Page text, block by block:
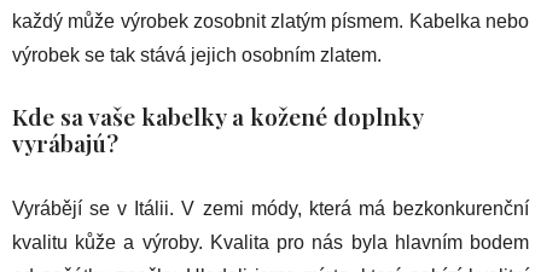
každý může výrobek zosobnit zlatým písmem. Kabelka nebo
výrobek se tak stává jejich osobním zlatem.
Kde sa vaše kabelky a kožené doplnky
vyrábajú?
Vyrábějí se v Itálii. V zemi módy, která má bezkonkurenční
kvalitu kůže a výroby. Kvalita pro nás byla hlavním bodem